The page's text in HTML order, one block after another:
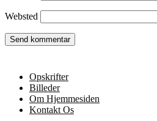
Websted
Opskrifter
Billeder
Om Hjemmesiden
Kontakt Os